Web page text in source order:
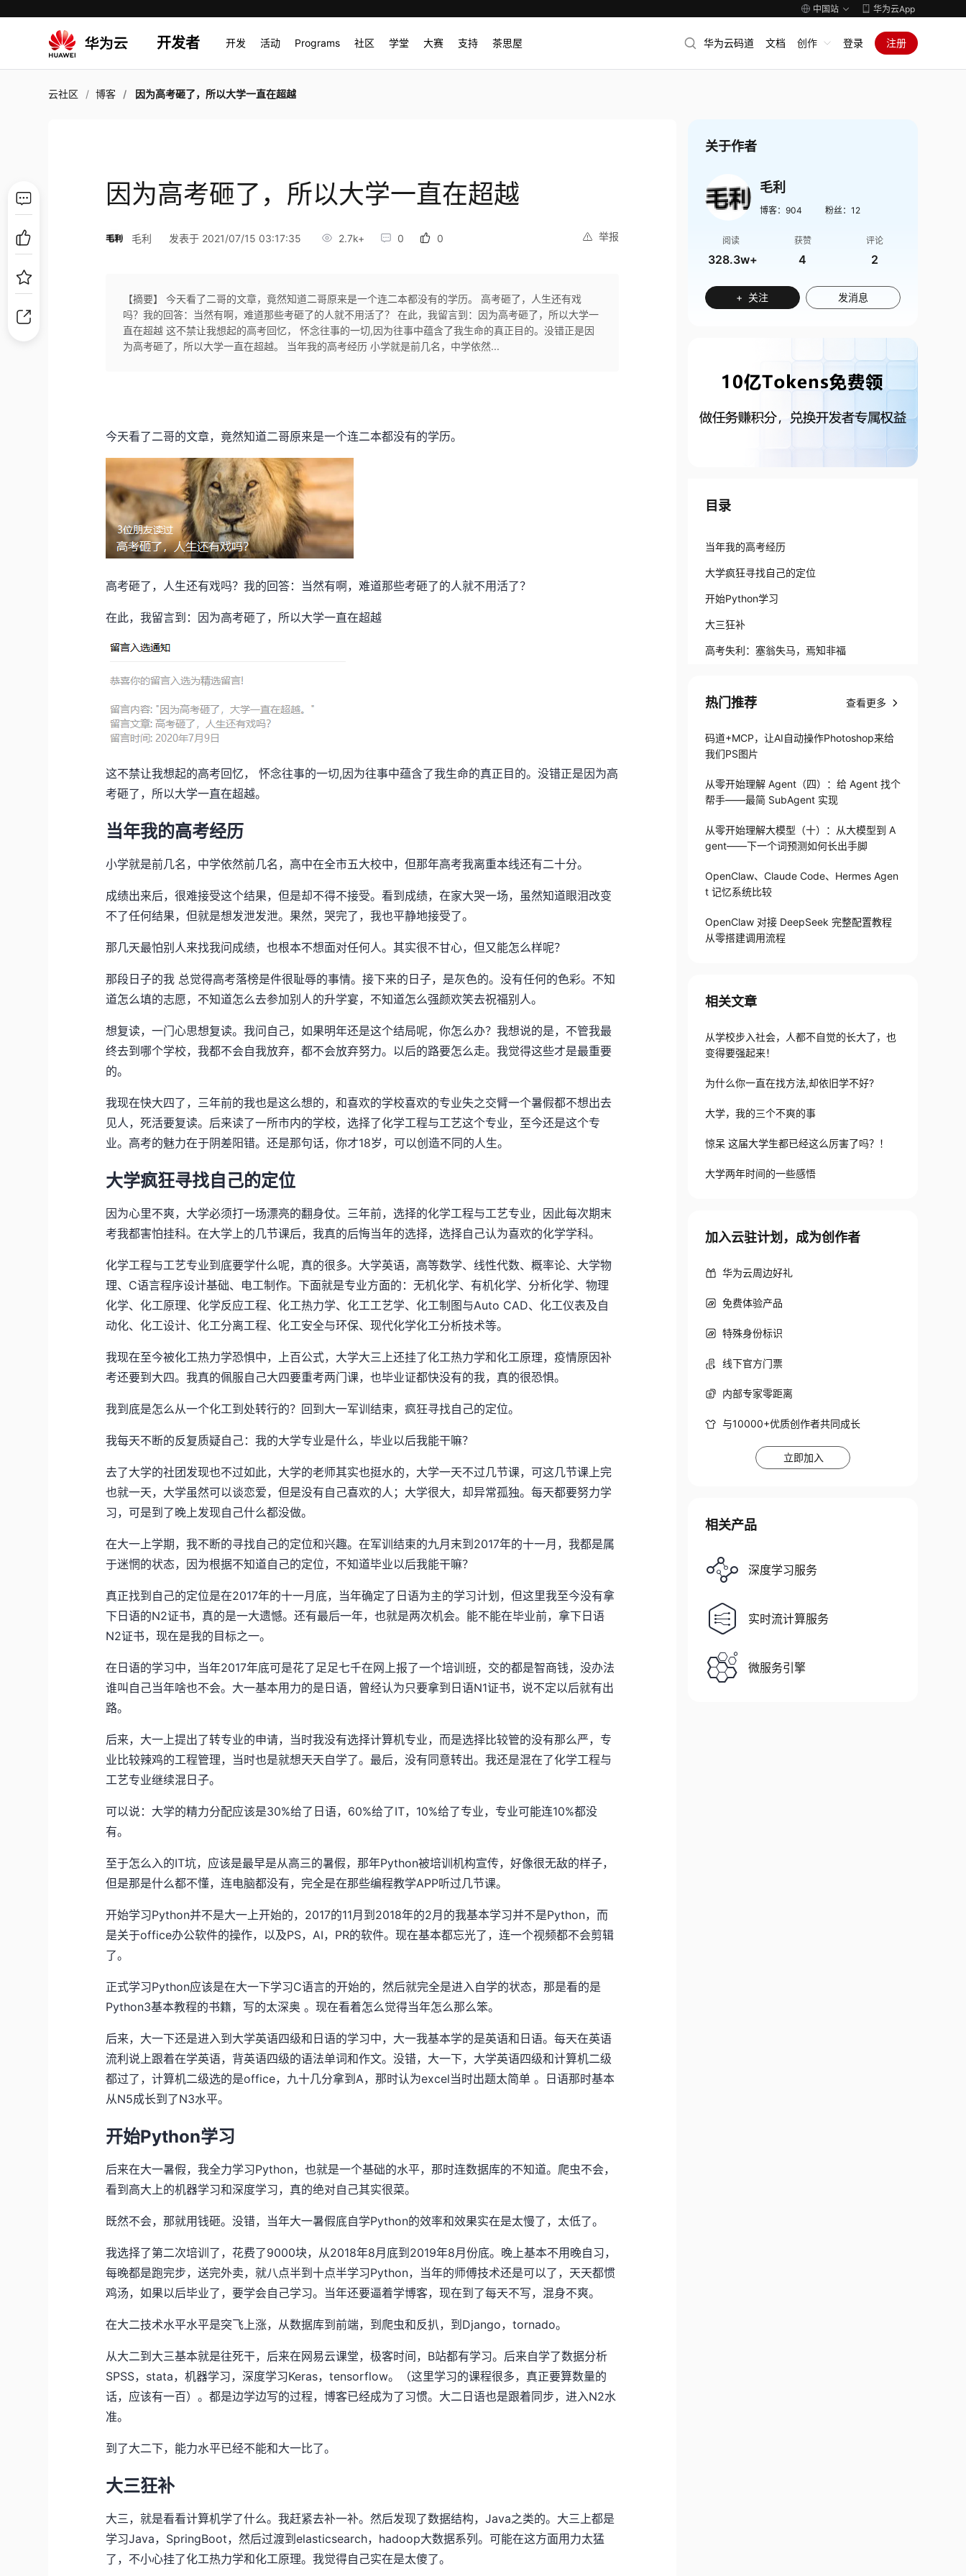
中国站 华为云App
开发者 开发 活动 Programs 社区 学堂 大赛 支持 茶思屋 华为云码道 文档 创作 登录 注册
云社区 博客 因为高考砸了，所以大学一直在超越
因为高考砸了，所以大学一直在超越
举报
毛利 发表于 2021/07/15 03:17:35 2.7k+ 0 0
【摘要】 今天看了二哥的文章，竟然知道二哥原来是一个连二本都没有的学历。 高考砸了，人生还有戏
吗？我的回答：当然有啊，难道那些考砸了的人就不用活了？ 在此，我留言到：因为高考砸了，所以大学一
直在超越 这不禁让我想起的高考回忆， 怀念往事的一切,因为往事中蕴含了我生命的真正目的。没错正是因
为高考砸了，所以大学一直在超越。 当年我的高考经历 小学就是前几名，中学依然...
今天看了二哥的文章，竟然知道二哥原来是一个连二本都没有的学历。
高考砸了，人生还有戏吗？我的回答：当然有啊，难道那些考砸了的人就不用活了？
在此，我留言到：因为高考砸了，所以大学一直在超越
这不禁让我想起的高考回忆， 怀念往事的一切,因为往事中蕴含了我生命的真正目的。没错正是因为高
考砸了，所以大学一直在超越。
当年我的高考经历
小学就是前几名，中学依然前几名，高中在全市五大校中，但那年高考我离重本线还有二十分。
成绩出来后，很难接受这个结果，但是却不得不接受。看到成绩，在家大哭一场，虽然知道眼泪改变
不了任何结果，但就是想发泄发泄。果然，哭完了，我也平静地接受了。
那几天最怕别人来找我问成绩，也根本不想面对任何人。其实很不甘心，但又能怎么样呢？
那段日子的我 总觉得高考落榜是件很耻辱的事情。接下来的日子，是灰色的。没有任何的色彩。不知
道怎么填的志愿，不知道怎么去参加别人的升学宴，不知道怎么强颜欢笑去祝福别人。
想复读，一门心思想复读。我问自己，如果明年还是这个结局呢，你怎么办？我想说的是，不管我最
终去到哪个学校，我都不会自我放弃，都不会放弃努力。以后的路要怎么走。我觉得这些才是最重要
的。
我现在快大四了，三年前的我也是这么想的，和喜欢的学校喜欢的专业失之交臂一个暑假都不想出去
见人，死活要复读。后来读了一所市内的学校，选择了化学工程与工艺这个专业，至今还是这个专
业。高考的魅力在于阴差阳错。还是那句话，你才18岁，可以创造不同的人生。
大学疯狂寻找自己的定位
因为心里不爽，大学必须打一场漂亮的翻身仗。三年前，选择的化学工程与工艺专业，因此每次期末
考我都害怕挂科。在大学上的几节课后，我真的后悔当年的选择，选择自己认为喜欢的化学学科。
化学工程与工艺专业到底要学什么呢，真的很多。大学英语，高等数学、线性代数、概率论、大学物
理、C语言程序设计基础、电工制作。下面就是专业方面的：无机化学、有机化学、分析化学、物理
化学、化工原理、化学反应工程、化工热力学、化工工艺学、化工制图与Auto CAD、化工仪表及自
动化、化工设计、化工分离工程、化工安全与环保、现代化学化工分析技术等。
我现在至今被化工热力学恐惧中，上百公式，大学大三上还挂了化工热力学和化工原理，疫情原因补
考还要到大四。我真的佩服自己大四要重考两门课，也毕业证都快没有的我，真的很恐惧。
我到底是怎么从一个化工到处转行的？回到大一军训结束，疯狂寻找自己的定位。
我每天不断的反复质疑自己：我的大学专业是什么，毕业以后我能干嘛？
去了大学的社团发现也不过如此，大学的老师其实也挺水的，大学一天不过几节课，可这几节课上完
也就一天，大学虽然可以谈恋爱，但是没有自己喜欢的人；大学很大，却异常孤独。每天都要努力学
习，可是到了晚上发现自己什么都没做。
在大一上学期，我不断的寻找自己的定位和兴趣。在军训结束的九月末到2017年的十一月，我都是属
于迷惘的状态，因为根据不知道自己的定位，不知道毕业以后我能干嘛？
真正找到自己的定位是在2017年的十一月底，当年确定了日语为主的学习计划，但这里我至今没有拿
下日语的N2证书，真的是一大遗憾。还有最后一年，也就是两次机会。能不能在毕业前，拿下日语
N2证书，现在是我的目标之一。
在日语的学习中，当年2017年底可是花了足足七千在网上报了一个培训班，交的都是智商钱，没办法
谁叫自己当年啥也不会。大一基本用力的是日语，曾经认为只要拿到日语N1证书，说不定以后就有出
路。
后来，大一上提出了转专业的申请，当时我没有选择计算机专业，而是选择比较管的没有那么严，专
业比较辣鸡的工程管理，当时也是就想天天自学了。最后，没有同意转出。我还是混在了化学工程与
工艺专业继续混日子。
可以说：大学的精力分配应该是30%给了日语，60%给了IT，10%给了专业，专业可能连10%都没
有。
至于怎么入的IT坑，应该是最早是从高三的暑假，那年Python被培训机构宣传，好像很无敌的样子，
但是那是什么都不懂，连电脑都没有，完全是在那些编程教学APP听过几节课。
开始学习Python并不是大一上开始的，2017的11月到2018年的2月的我基本学习并不是Python，而
是关于office办公软件的操作，以及PS，AI，PR的软件。现在基本都忘光了，连一个视频都不会剪辑
了。
正式学习Python应该是在大一下学习C语言的开始的，然后就完全是进入自学的状态，那是看的是
Python3基本教程的书籍，写的太深奥 。现在看着怎么觉得当年怎么那么笨。
后来，大一下还是进入到大学英语四级和日语的学习中，大一我基本学的是英语和日语。每天在英语
流利说上跟着在学英语，背英语四级的语法单词和作文。没错，大一下，大学英语四级和计算机二级
都过了，计算机二级选的是office，九十几分拿到A，那时认为excel当时出题太简单 。日语那时基本
从N5成长到了N3水平。
开始Python学习
后来在大一暑假，我全力学习Python，也就是一个基础的水平，那时连数据库的不知道。爬虫不会，
看到高大上的机器学习和深度学习，真的绝对自己其实很菜。
既然不会，那就用钱砸。没错，当年大一暑假底自学Python的效率和效果实在是太慢了，太低了。
我选择了第二次培训了，花费了9000块，从2018年8月底到2019年8月份底。晚上基本不用晚自习，
每晚都是跑完步，送完外卖，就八点半到十点半学习Python，当年的师傅技术还是可以了，天天都惯
鸡汤，如果以后毕业了，要学会自己学习。当年还要逼着学博客，现在到了每天不写，混身不爽。
在大二技术水平水平是突飞上涨，从数据库到前端，到爬虫和反扒，到Django，tornado。
从大二到大三基本就是往死干，后来在网易云课堂，极客时间，B站都有学习。后来自学了数据分析
SPSS，stata，机器学习，深度学习Keras，tensorflow。（这里学习的课程很多，真正要算数量的
话，应该有一百）。都是边学边写的过程，博客已经成为了习惯。大二日语也是跟着同步，进入N2水
准。
到了大二下，能力水平已经不能和大一比了。
大三狂补
大三，就是看看计算机学了什么。我赶紧去补一补。然后发现了数据结构，Java之类的。大三上都是
学习Java，SpringBoot，然后过渡到elasticsearch，hadoop大数据系列。可能在这方面用力太猛
了，不小心挂了化工热力学和化工原理。我觉得自己实在是太傻了。
关于作者
毛利
博客： 904 粉丝： 12
阅读
328.3w+
获赞
4
评论
2
+ 关注 发消息
目录
当年我的高考经历
大学疯狂寻找自己的定位
开始Python学习
大三狂补
高考失利：塞翁失马，焉知非福
热门推荐 查看更多
码道+MCP，让AI自动操作Photoshop来给
我们PS图片
从零开始理解 Agent（四）：给 Agent 找个
帮手——最简 SubAgent 实现
从零开始理解大模型（十）：从大模型到 A
gent——下一个词预测如何长出手脚
OpenClaw、Claude Code、Hermes Agen
t 记忆系统比较
OpenClaw 对接 DeepSeek 完整配置教程
从零搭建调用流程
相关文章
从学校步入社会，人都不自觉的长大了，也
变得要强起来！
为什么你一直在找方法,却依旧学不好?
大学，我的三个不爽的事
惊呆 这届大学生都已经这么厉害了吗？！
大学两年时间的一些感悟
加入云驻计划，成为创作者
华为云周边好礼
免费体验产品
特殊身份标识
线下官方门票
内部专家零距离
与10000+优质创作者共同成长
立即加入
相关产品
深度学习服务
实时流计算服务
微服务引擎